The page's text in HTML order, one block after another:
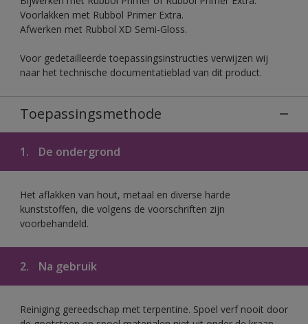
Voorlakken met Rubbol Primer Extra.
Afwerken met Rubbol XD Semi-Gloss.
Voor gedetailleerde toepassingsinstructies verwijzen wij
naar het technische documentatieblad van dit product.
Toepassingsmethode
1. De ondergrond
Het aflakken van hout, metaal en diverse harde
kunststoffen, die volgens de voorschriften zijn
voorbehandeld.
2. Na gebruik
Reiniging gereedschap met terpentine. Spoel verf nooit door